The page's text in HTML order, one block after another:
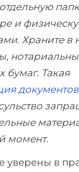
и
Храните в
бумаг. Такая
документов
момент.
уверены в